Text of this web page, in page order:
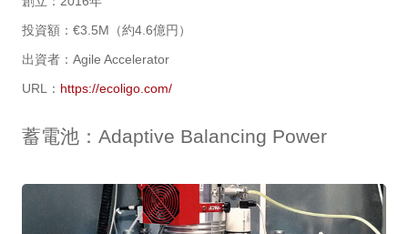
投資額：€3.5M（約4.6億円）
出資者：Agile Accelerator
URL： https://ecoligo.com/
蓄電池：Adaptive Balancing Power